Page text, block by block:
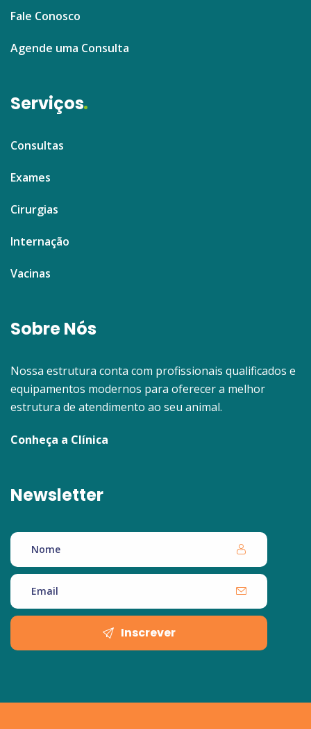
Fale Conosco
Agende uma Consulta
Serviços
Consultas
Exames
Cirurgias
Internação
Vacinas
Sobre Nós
Nossa estrutura conta com profissionais qualificados e
equipamentos modernos para oferecer a melhor
estrutura de atendimento ao seu animal.
Conheça a Clínica
Newsletter
Inscrever